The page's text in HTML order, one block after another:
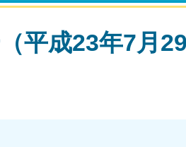
平成23年7月29